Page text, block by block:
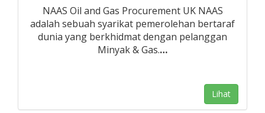
NAAS Oil and Gas Procurement UK NAAS
adalah sebuah syarikat pemerolehan bertaraf
dunia yang berkhidmat dengan pelanggan
Minyak & Gas.…
Lihat